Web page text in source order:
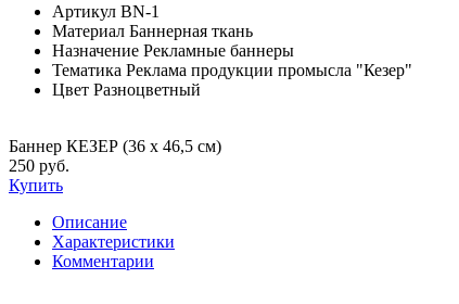
Артикул BN-1
Материал Баннерная ткань
Назначение Рекламные баннеры
Тематика Реклама продукции промысла "Кезер"
Цвет Разноцветный
Баннер КЕЗЕР (36 х 46,5 см)
250 руб.
Купить
Описание
Характеристики
Комментарии